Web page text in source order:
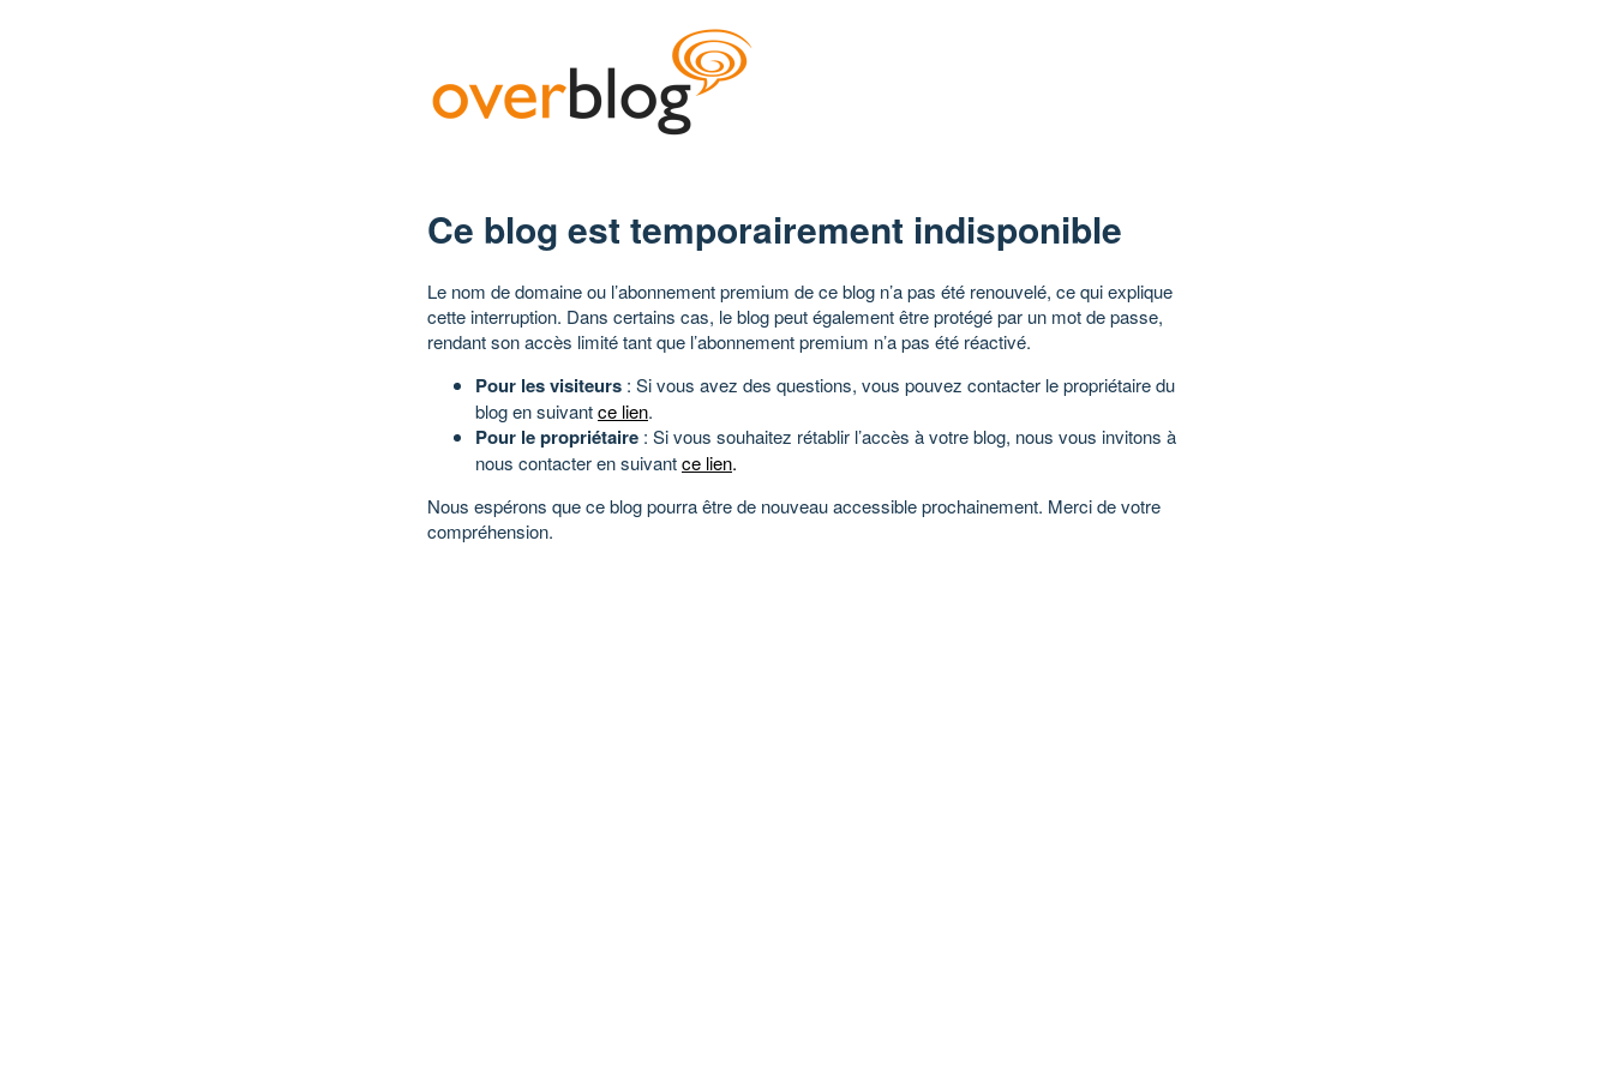
Ce blog est temporairement indisponible
Le nom de domaine ou l’abonnement premium de ce blog n’a pas été renouvelé, ce qui explique
cette interruption. Dans certains cas, le blog peut également être protégé par un mot de passe,
rendant son accès limité tant que l’abonnement premium n’a pas été réactivé.
Pour les visiteurs : Si vous avez des questions, vous pouvez contacter le propriétaire du
blog en suivantce lien.
Pour le propriétaire : Si vous souhaitez rétablir l’accès à votre blog, nous vous invitons à
nous contacter en suivantce lien.
Nous espérons que ce blog pourra être de nouveau accessible prochainement. Merci de votre
compréhension.